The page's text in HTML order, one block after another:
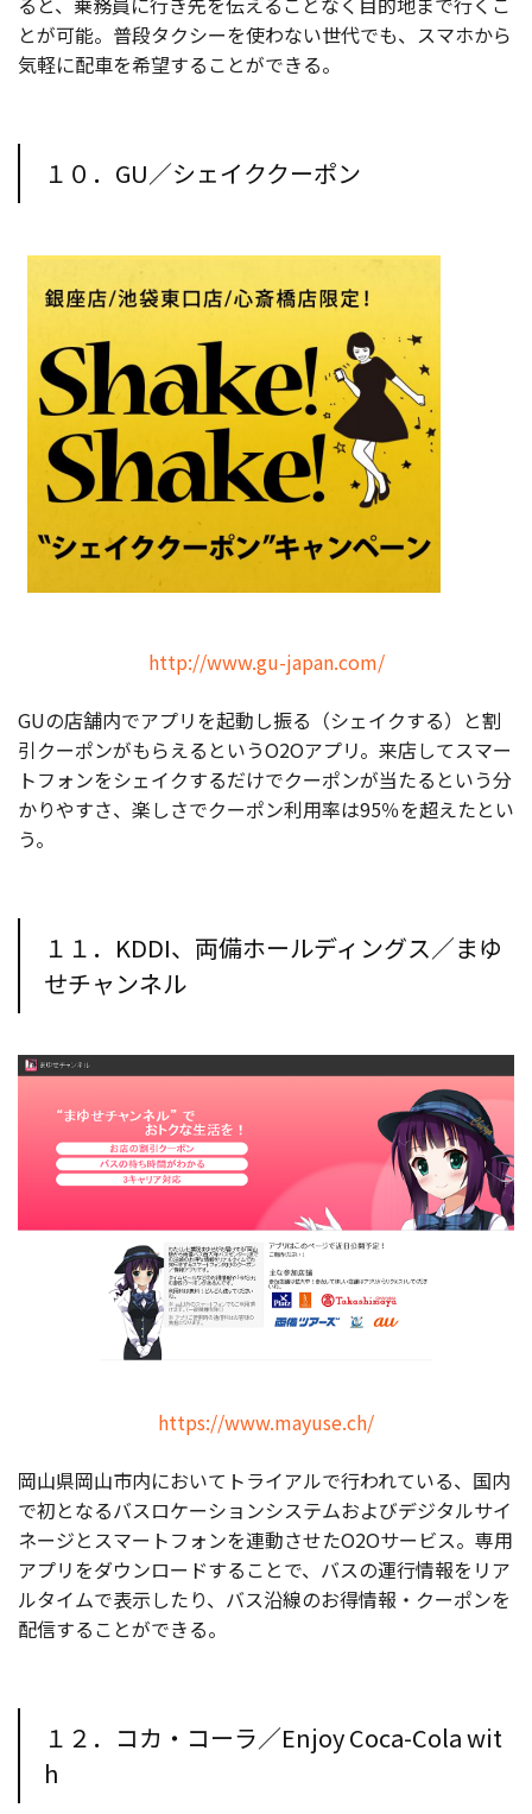
とが可能。普段タクシーを使わない世代でも、スマホから
気軽に配車を希望することができる。
１０．GU／シェイククーポン
http://www.gu-japan.com/
GUの店舗内でアプリを起動し振る（シェイクする）と割
引クーポンがもらえるというO2Oアプリ。来店してスマー
トフォンをシェイクするだけでクーポンが当たるという分
かりやすさ、楽しさでクーポン利用率は95％を超えたとい
う。
１１．KDDI、両備ホールディングス／まゆ
せチャンネル
https://www.mayuse.ch/
岡山県岡山市内においてトライアルで行われている、国内
で初となるバスロケーションシステムおよびデジタルサイ
ネージとスマートフォンを連動させたO2Oサービス。専用
アプリをダウンロードすることで、バスの運行情報をリア
ルタイムで表示したり、バス沿線のお得情報・クーポンを
配信することができる。
１２．コカ・コーラ／Enjoy Coca-Cola wit
h